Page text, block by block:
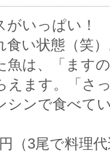
がいっぱい！
食い状態（笑
魚は、「ます
えます。「さ
シンで食べて
（3尾で料理